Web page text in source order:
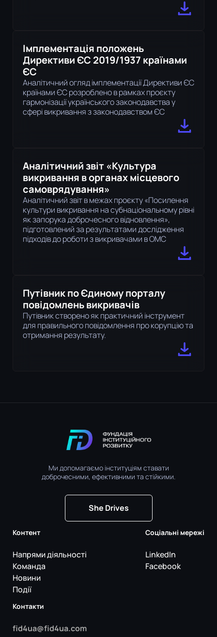
Імплементація положень
Директиви ЄС 2019/1937 країнами
ЄС
Аналітичний огляд імплементації Директиви ЄС
країнами ЄС розроблено в рамках проєкту
гармонізації українського законодавства у
сфері викривання з законодавством ЄС
Аналітичний звіт «Культура
викривання в органах місцевого
самоврядування»
Аналітичний звіт в межах проєкту «Посилення
культури викривання на субнаціональному рівні
як запорука доброчесного відновлення»,
підготовлений за результатами дослідження
підходів до роботи з викривачами в ОМС
Путівник по Єдиному порталу
повідомлень викривачів
Путівник створено як практичний інструмент
для правильного повідомлення про корупцію та
отримання результату.
Ми допомагаємо інституціям ставати
доброчесними, ефективними та стійкими.
She Drives
Контент
Напрями діяльності
Команда
Новини
Події
Соціальні мережі
LinkedIn
Facebook
Контакти
fid4ua@fid4ua.com